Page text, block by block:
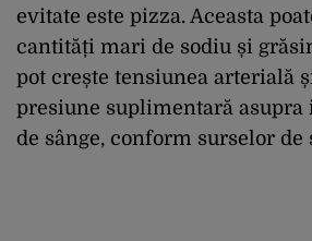
evitate este pizza. Aceasta
cantități mari de sodiu și
pot crește tensiunea arterială
presiune suplimentară
de sânge, conform surselor de